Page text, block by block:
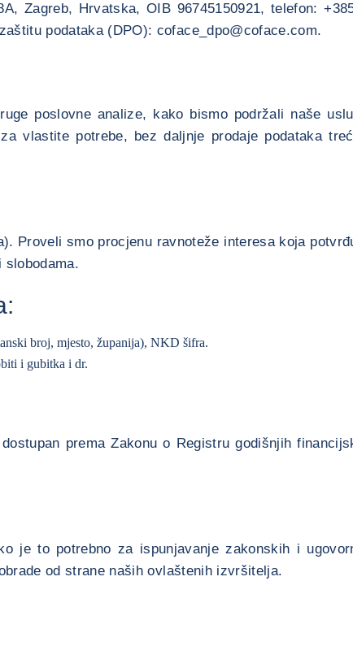
Zagreb, Hrvatska, OIB 96745150921, telefon:
podataka (DPO): coface_dpo@coface.com.
poslovne analize, kako bismo podržali naše
vlastite potrebe, bez daljnje prodaje podataka
Proveli smo procjenu ravnoteže interesa koja
slobodama.
broj, mjesto, županija), NKD šifra.
i gubitka i dr.
prema Zakonu o Registru godišnjih
je to potrebno za ispunjavanje zakonskih i
od strane naših ovlaštenih izvršitelja.